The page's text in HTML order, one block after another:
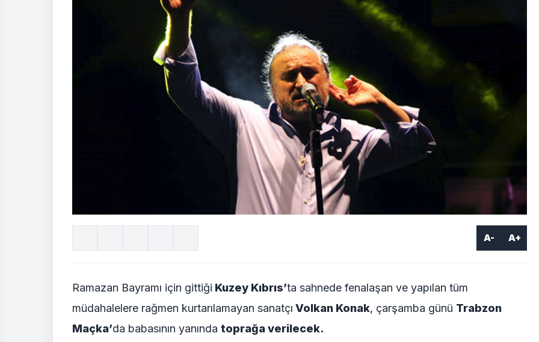
A- A+
Ramazan Bayramı için gittiği Kuzey Kıbrıs’ta sahnede fenalaşan ve yapılan tüm
müdahalelere rağmen kurtarılamayan sanatçı Volkan Konak, çarşamba günü Trabzon
Maçka’da babasının yanında toprağa verilecek.